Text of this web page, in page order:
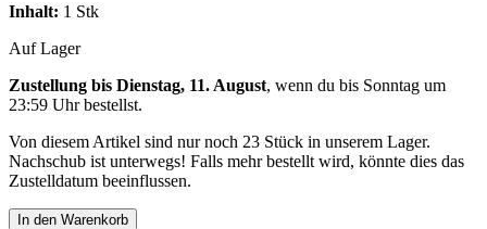
Inhalt: 1 Stk
Auf Lager
Zustellung bis Dienstag, 11. August, wenn du bis Sonntag um
23:59 Uhrbestellst.
Von diesem Artikel sind nur noch 23 Stück in unserem Lager.
Nachschub ist unterwegs! Falls mehr bestellt wird, könnte dies das
Zustelldatum beeinflussen.
In den Warenkorb